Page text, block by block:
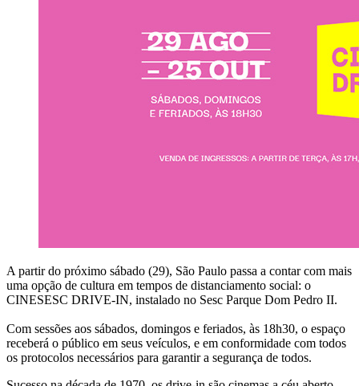
A partir do próximo sábado (29), São Paulo passa a contar com mais
uma opção de cultura em tempos de distanciamento social: o
CINESESC DRIVE-IN, instalado no Sesc Parque Dom Pedro II.
Com sessões aos sábados, domingos e feriados, às 18h30, o espaço
receberá o público em seus veículos, e em conformidade com todos
os protocolos necessários para garantir a segurança de todos.